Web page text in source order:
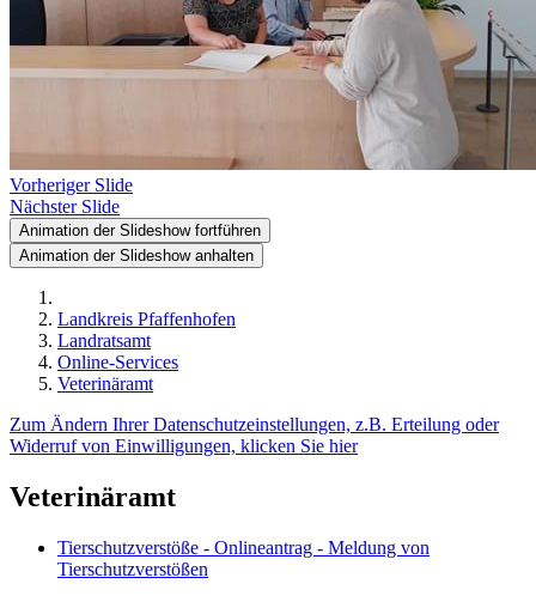
Vorheriger Slide
Nächster Slide
Animation der Slideshow fortführen
Animation der Slideshow anhalten
Landkreis Pfaffenhofen
Landratsamt
Online-Services
Veterinäramt
Zum Ändern Ihrer Datenschutzeinstellungen, z.B. Erteilung oder
Widerruf von Einwilligungen, klicken Sie hier
Veterinäramt
Tierschutzverstöße - Onlineantrag - Meldung von
Tierschutzverstößen